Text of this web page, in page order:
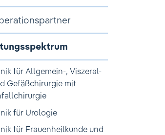
für Allgemein-, Viszeral-
Gefäßchirurgie mit
für Urologie
für Frauenheilkunde und